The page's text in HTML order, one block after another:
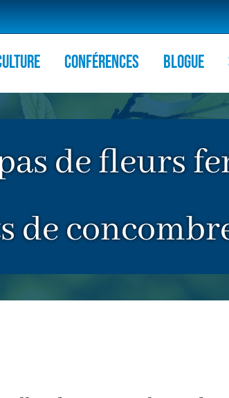
Conférences Blogue
de fleurs
de